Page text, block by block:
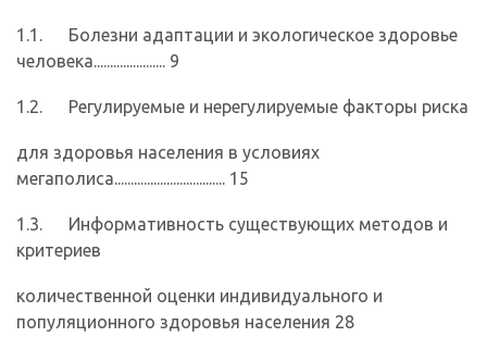
1.1. Болезни адаптации и экологическое здоровье
человека...................... 9
1.2. Регулируемые и нерегулируемые факторы риска
для здоровья населения в условиях
мегаполиса.................................. 15
1.3. Информативность существующих методов и
критериев
количественной оценки индивидуального и
популяционного здоровья населения 28